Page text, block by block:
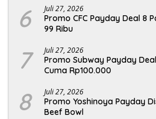
6 Juli 27, 2026
Promo CFC Payday Deal 8
99 Ribu
7 Juli 27, 2026
Promo Subway Payday
Cuma Rp100.000
8 Juli 27, 2026
Promo Yoshinoya Payday
Beef Bowl